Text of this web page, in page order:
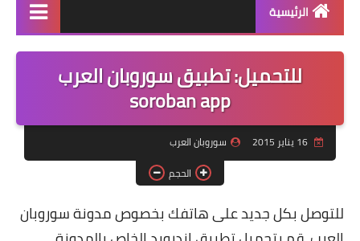
الرئيسية
منتجاتنا
دورة سوروبان اونلاين
كتاب الشامل في السوروبان
للتحميل: تطبيق سوروبان العرب
soroban app
16 يناير 2015
سوروبان العرب
الحجم
للتوصل بكل جديد على هاتفك بخصوص مدونة سوروبان